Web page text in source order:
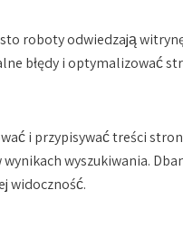
roboty odwiedzają
błędy i optymalizować
i przypisywać treści
wyszukiwania.
widoczność.